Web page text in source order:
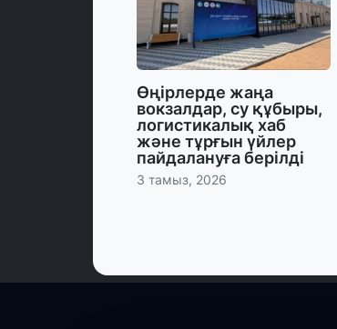
Өңірлерде жаңа
вокзалдар, су құбыры,
логистикалық хаб
және тұрғын үйлер
пайдалануға берілді
3 тамыз, 2026